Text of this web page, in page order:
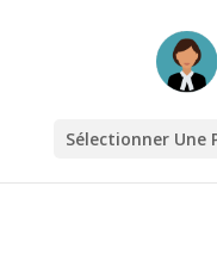
Sélectionner Une